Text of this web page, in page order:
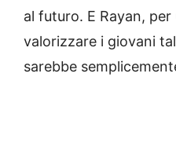
al futuro. E Rayan,
valorizzare i giovani
sarebbe